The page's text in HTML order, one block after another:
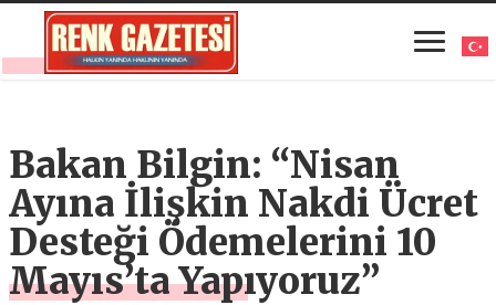
Bakan Bilgin: “Nisan
Ayına İlişkin Nakdi Ücret
Desteği Ödemelerini 10
Mayıs’ta Yapıyoruz”